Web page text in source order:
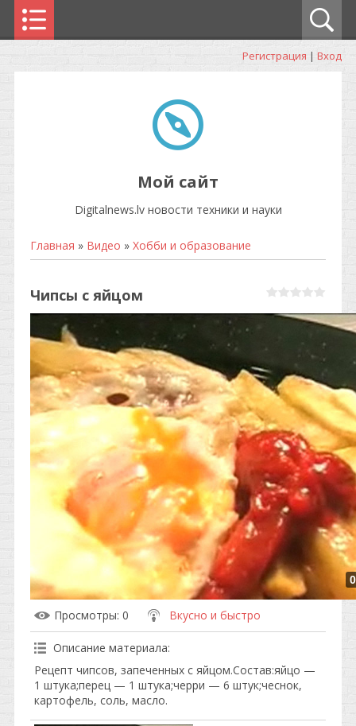
Регистрация | Вход
Мой сайт
Digitalnews.lv новости техники и науки
Главная » Видео » Хобби и образование
Чипсы с яйцом
Просмотры: 0 Вкусно и быстро
Описание материала:
Рецепт чипсов, запеченных с яйцом.Состав:яйцо —
1 штука;перец — 1 штука;черри — 6 штук;чеснок,
картофель, соль, масло.